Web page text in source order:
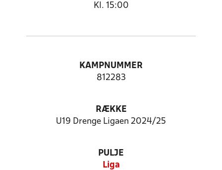
Kl. 15:00
KAMPNUMMER
812283
RÆKKE
U19 Drenge Ligaen 2024/25
PULJE
Liga